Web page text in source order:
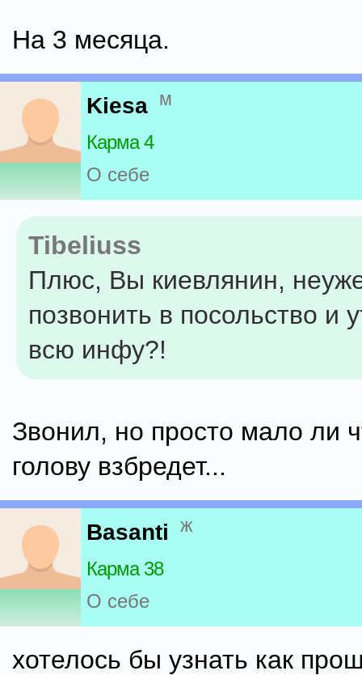
На 3 месяца.
Kiesa м
Карма 4
О себе
Tibeliuss
Плюс, Вы киевлянин,
позвонить в посольство и
всю инфу?!
Звонил, но просто мало ли
голову взбредет...
Basanti ж
Карма 38
О себе
хотелось бы узнать как